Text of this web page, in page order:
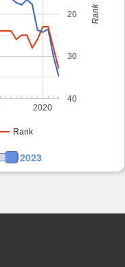
Rank
2020
20
30
40
Rank
2023